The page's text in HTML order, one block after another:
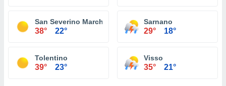
San Severino Marche
38° 22°
Sarnano
29° 18°
Tolentino
39° 23°
Visso
35° 21°